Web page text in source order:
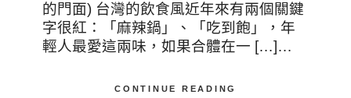
的門面) 台灣的飲食風近年來有兩個關鍵
字很紅：「麻辣鍋」、「吃到飽」，年
輕人最愛這兩味，如果合體在一 […]…
CONTINUE READING